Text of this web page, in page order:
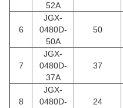
52A
6
JGX-
0480D-
50A
50
7
JGX-
0480D-
37A
37
8
JGX-
0480D-
24